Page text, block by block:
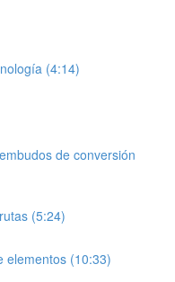
(4:14)
de conversión
(5:24)
elementos (10:33)